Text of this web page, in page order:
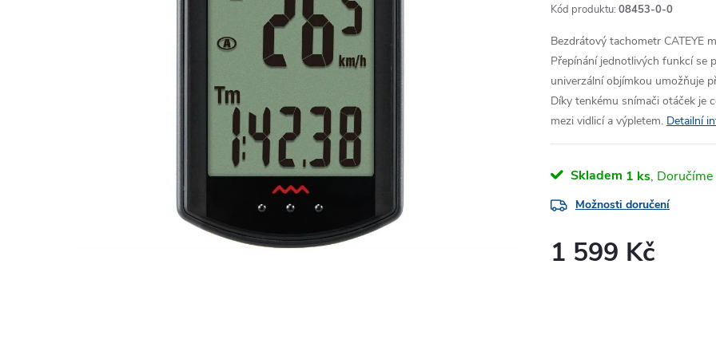
Kód produktu: 08453-0-0
Bezdrátový tachometr CATEYE
Přepínání jednotlivých funkcí se
univerzální objímkou umožňuje
Díky tenkému snímači otáček je
mezi vidlicí a výpletem. Detailní
Skladem 1 ks
Možnosti doručení
1 599 Kč